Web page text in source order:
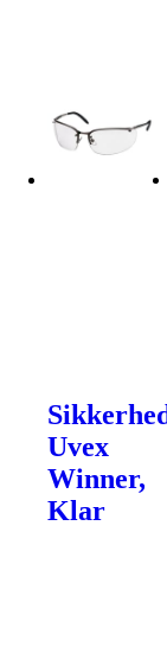
Uvex
Winner,
Klar